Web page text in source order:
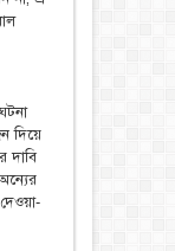
দিয়ে
দাবি